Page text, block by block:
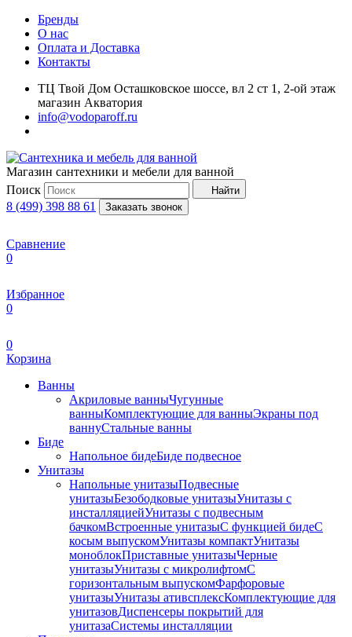
Бренды
О нас
Оплата и Доставка
Контакты
ТЦ Твой Дом Осташковское шоссе, вл 2 ст 1, 2-ой этаж
магазин Акватория
info@vodoparoff.ru
Магазин сантехники и мебели для ванной
Поиск
Найти
8 (499) 398 88 61 Заказать звонок
Сравнение
0
Избранное
0
0
Корзина
Ванны
Акриловые ванныЧугунные
ванныКомплектующие для ванныЭкраны под
ваннуСтальные ванны
Биде
Напольное бидеБиде пoдвеснoе
Унитазы
Напольные унитазыПодвесные
унитазыБезободковые унитазыУнитазы с
инсталляциейУнитазы с подвесным
бачкомВстроенные унитазыС функцией бидеС
косым выпускомУнитазы компактУнитазы
моноблокПриставные унитазыЧерные
унитазыУнитазы с микролифтомC
горизонтальным выпускомФарфоровые
унитазыУнитазы ативсплексКомплектующие для
унитазовДиспенсеры покрытий для
унитазаСистемы инсталляции